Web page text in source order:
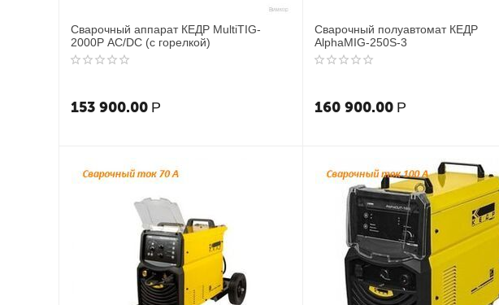
Сварочный аппарат КЕДР MultiTIG-
2000P AC/DC (с горелкой)
153 900.00 Р
Сварочный полуавтомат КЕДР
AlphaMIG-250S-3
160 900.00 Р